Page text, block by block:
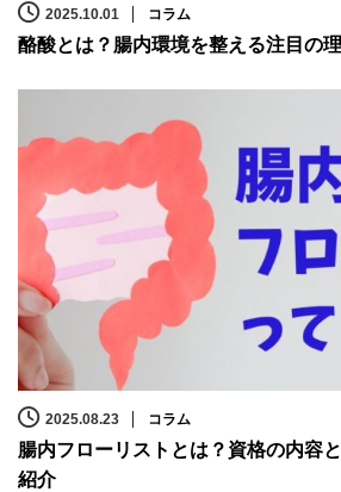
2025.10.01 コラム
酪酸とは？腸内環境を整える注目の
2025.08.23 コラム
腸内フローリストとは？資格の内容
紹介